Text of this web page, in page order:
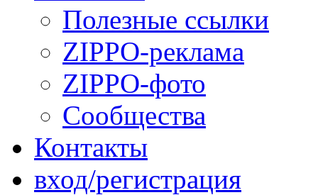
Полезные ссылки
ZIPPO-реклама
ZIPPO-фото
Сообщества
Контакты
вход/регистрация